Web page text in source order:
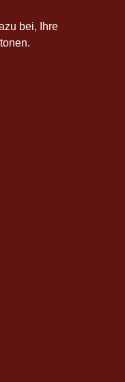
bei, Ihre